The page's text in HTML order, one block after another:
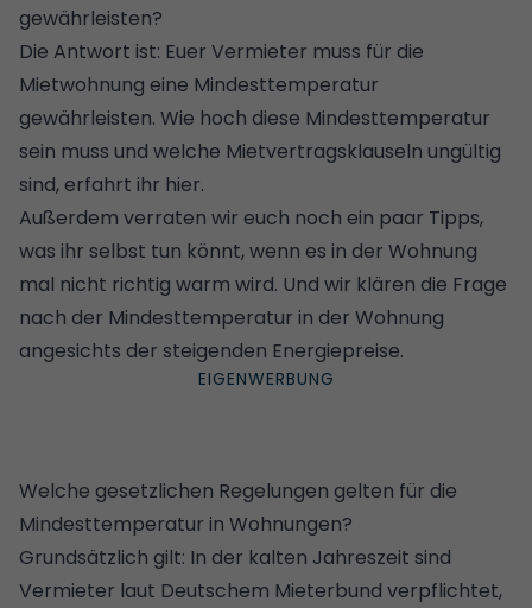
gewährleisten?
Die Antwort ist: Euer Vermieter muss für die
Mietwohnung eine Mindesttemperatur
gewährleisten. Wie hoch diese Mindesttemperatur
sein muss und welche Mietvertragsklauseln ungültig
sind, erfahrt ihr hier.
Außerdem verraten wir euch noch ein paar Tipps,
was ihr selbst tun könnt, wenn es in der Wohnung
mal nicht richtig warm wird. Und wir klären die Frage
nach der Mindesttemperatur in der Wohnung
angesichts der steigenden Energiepreise.
Welche gesetzlichen Regelungen gelten für die
Mindesttemperatur in Wohnungen?
Grundsätzlich gilt: In der kalten Jahreszeit sind
Vermieter laut Deutschem Mieterbund verpflichtet,